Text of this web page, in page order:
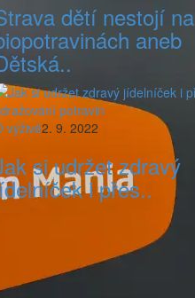
dětí nestojí na
aneb
výživě2. 9. 2022
si udržet zdravý
i přes..